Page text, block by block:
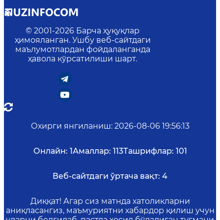
© 2001-2026 Барча ҳуқуқлар
ҳимояланган. Ушбу веб-сайтдаги
маълумотлардан фойдаланганда
ҳавола кўрсатилиши шарт.
Охирги янгиланиш: 2026-08-06 19:56:13
Онлайн: 1Амаллар: 113Ташрифлар: 101
Веб-сайтдаги ўртача вақт: 4
Диққат! Агар сиз матнда хатоликларни
аниқласангиз, маъмуриятни хабардор қилиш учун